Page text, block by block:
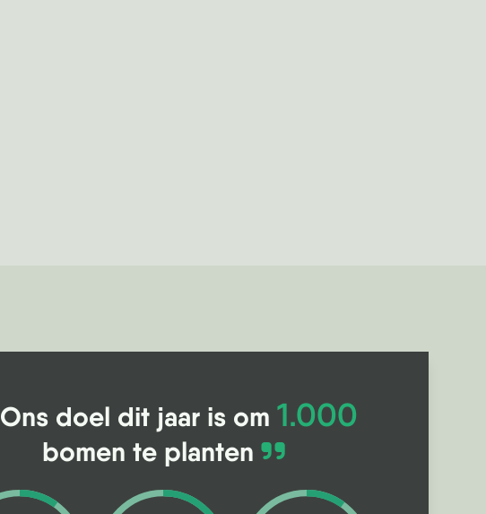
Ons doel dit jaar is om 1.000
bomen te planten